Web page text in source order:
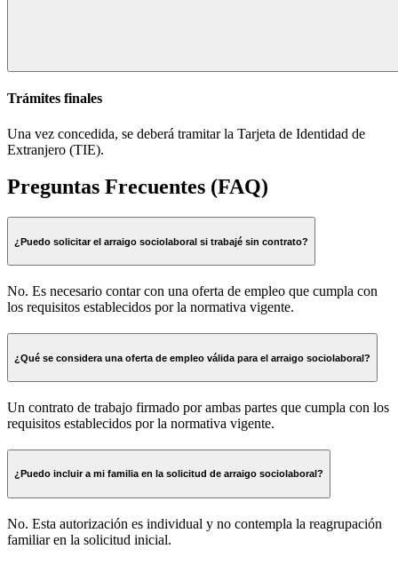
Trámites finales
Una vez concedida, se deberá tramitar la Tarjeta de Identidad de
Extranjero (TIE).
Preguntas Frecuentes (FAQ)
¿Puedo solicitar el arraigo sociolaboral si trabajé sin contrato?
No. Es necesario contar con una oferta de empleo que cumpla con
los requisitos establecidos por la normativa vigente.
¿Qué se considera una oferta de empleo válida para el arraigo sociolaboral?
Un contrato de trabajo firmado por ambas partes que cumpla con los
requisitos establecidos por la normativa vigente.
¿Puedo incluir a mi familia en la solicitud de arraigo sociolaboral?
No. Esta autorización es individual y no contempla la reagrupación
familiar en la solicitud inicial.